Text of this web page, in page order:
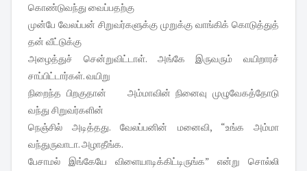
கொண்டுவந்து வைப்பதற்கு
முன்பே வேலப்பன் சிறுவர்களுக்கு முறுக்கு வாங்கிக் கொடுத்துத்
தன் வீட்டுக்கு
அழைத்துச் சென்றுவிட்டாள். அங்கே இருவரும் வயிறாரச்
சாப்பிட்டார்கள். வயிறு
நிறைந்த பிறகுதான் அம்மாவின் நினைவு முழுவேகத்தோடு
வந்து சிறுவர்களின்
நெஞ்சில் அடித்தது. வேலப்பனின் மனைவி, “உங்க அம்மா
வந்துருவாடா. அழாதீங்க.
பேசாமல் இங்கேயே விளையாடிக்கிட்டிருங்க” என்று சொல்லி